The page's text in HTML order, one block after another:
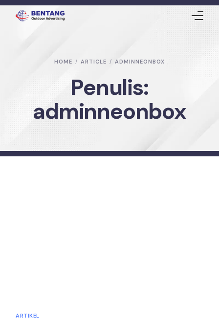
HOME ARTICLE ADMINNEONBOX
Penulis:
adminneonbox
ARTIKEL
Gallery
Article
Contact Us